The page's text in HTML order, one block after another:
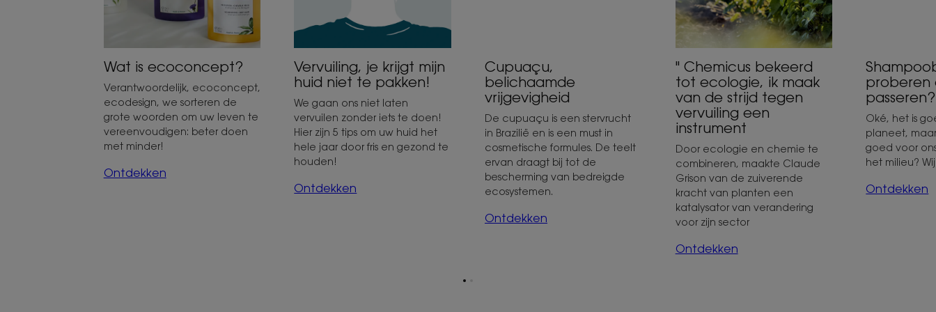
Wat is ecoconcept?
Verantwoordelijk, ecoconcept,
ecodesign, we sorteren de
grote woorden om uw leven te
vereenvoudigen: beter doen
met minder!
Ontdekken
Vervuiling, je krijgt mijn
huid niet te pakken!
We gaan ons niet laten
vervuilen zonder iets te doen!
Hier zijn 5 tips om uw huid het
hele jaar door fris en gezond te
houden!
Ontdekken
Cupuaçu,
belichaamde
vrijgevigheid
De cupuaçu is een stervrucht
in Brazilië en is een must in
cosmetische formules. De teelt
ervan draagt bij tot de
bescherming van bedreigde
ecosystemen.
Ontdekken
de
strijd
vervuiling
een
instrument
" Chemicus bekeerd
tot ecologie, ik maak
van de strijd tegen
vervuiling een
instrument
Door ecologie en chemie te
combineren, maakte Claude
Grison van de zuiverende
kracht van planten een
katalysator van verandering
voor zijn sector
Ontdekken
proberen
passeren?
Oké, het is
planeet,
goed voor
het milieu?
Ontdekken
Ga